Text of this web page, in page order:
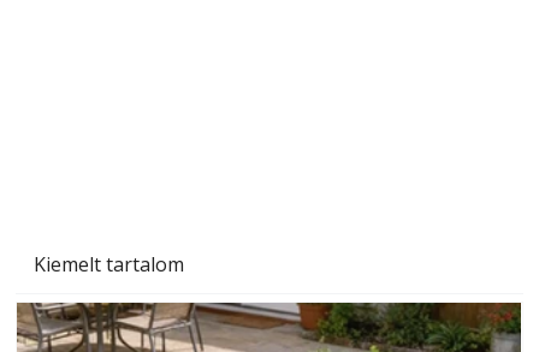
Kiemelt tartalom